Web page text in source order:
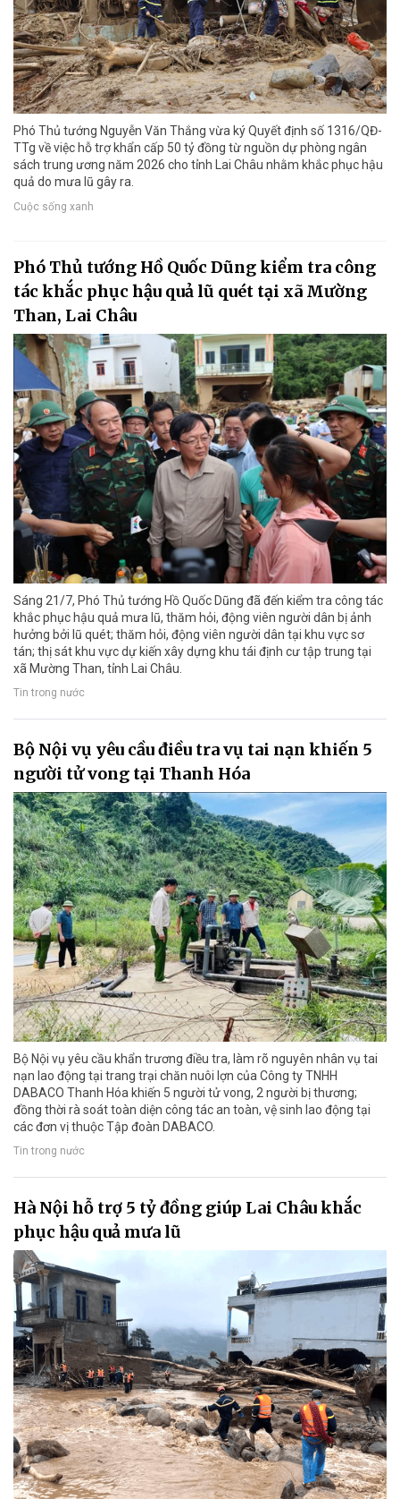
Phó Thủ tướng Nguyễn Văn Thắng vừa ký Quyết định số 1316/QĐ-
TTg về việc hỗ trợ khẩn cấp 50 tỷ đồng từ nguồn dự phòng ngân
sách trung ương năm 2026 cho tỉnh Lai Châu nhằm khắc phục hậu
quả do mưa lũ gây ra.
Cuộc sống xanh
Phó Thủ tướng Hồ Quốc Dũng kiểm tra công
tác khắc phục hậu quả lũ quét tại xã Mường
Than, Lai Châu
Sáng 21/7, Phó Thủ tướng Hồ Quốc Dũng đã đến kiểm tra công tác
khắc phục hậu quả mưa lũ, thăm hỏi, động viên người dân bị ảnh
hưởng bởi lũ quét; thăm hỏi, động viên người dân tại khu vực sơ
tán; thị sát khu vực dự kiến xây dựng khu tái định cư tập trung tại
xã Mường Than, tỉnh Lai Châu.
Tin trong nước
Bộ Nội vụ yêu cầu điều tra vụ tai nạn khiến 5
người tử vong tại Thanh Hóa
Bộ Nội vụ yêu cầu khẩn trương điều tra, làm rõ nguyên nhân vụ tai
nạn lao động tại trang trại chăn nuôi lợn của Công ty TNHH
DABACO Thanh Hóa khiến 5 người tử vong, 2 người bị thương;
đồng thời rà soát toàn diện công tác an toàn, vệ sinh lao động tại
các đơn vị thuộc Tập đoàn DABACO.
Tin trong nước
Hà Nội hỗ trợ 5 tỷ đồng giúp Lai Châu khắc
phục hậu quả mưa lũ